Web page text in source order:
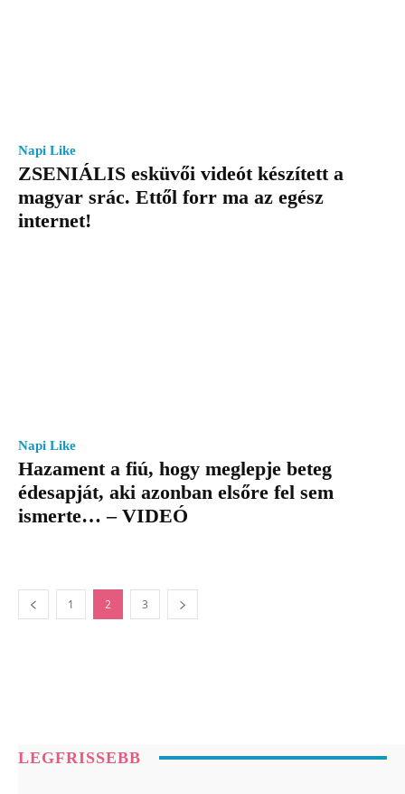
Napi Like
ZSENIÁLIS esküvői videót készített a
magyar srác. Ettől forr ma az egész
internet!
Napi Like
Hazament a fiú, hogy meglepje beteg
édesapját, aki azonban elsőre fel sem
ismerte… – VIDEÓ
1 2 3
LEGFRISSEBB